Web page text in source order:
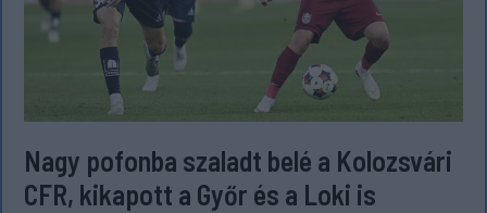
Nagy pofonba szaladt belé a Kolozsvári
CFR, kikapott a Győr és a Loki is